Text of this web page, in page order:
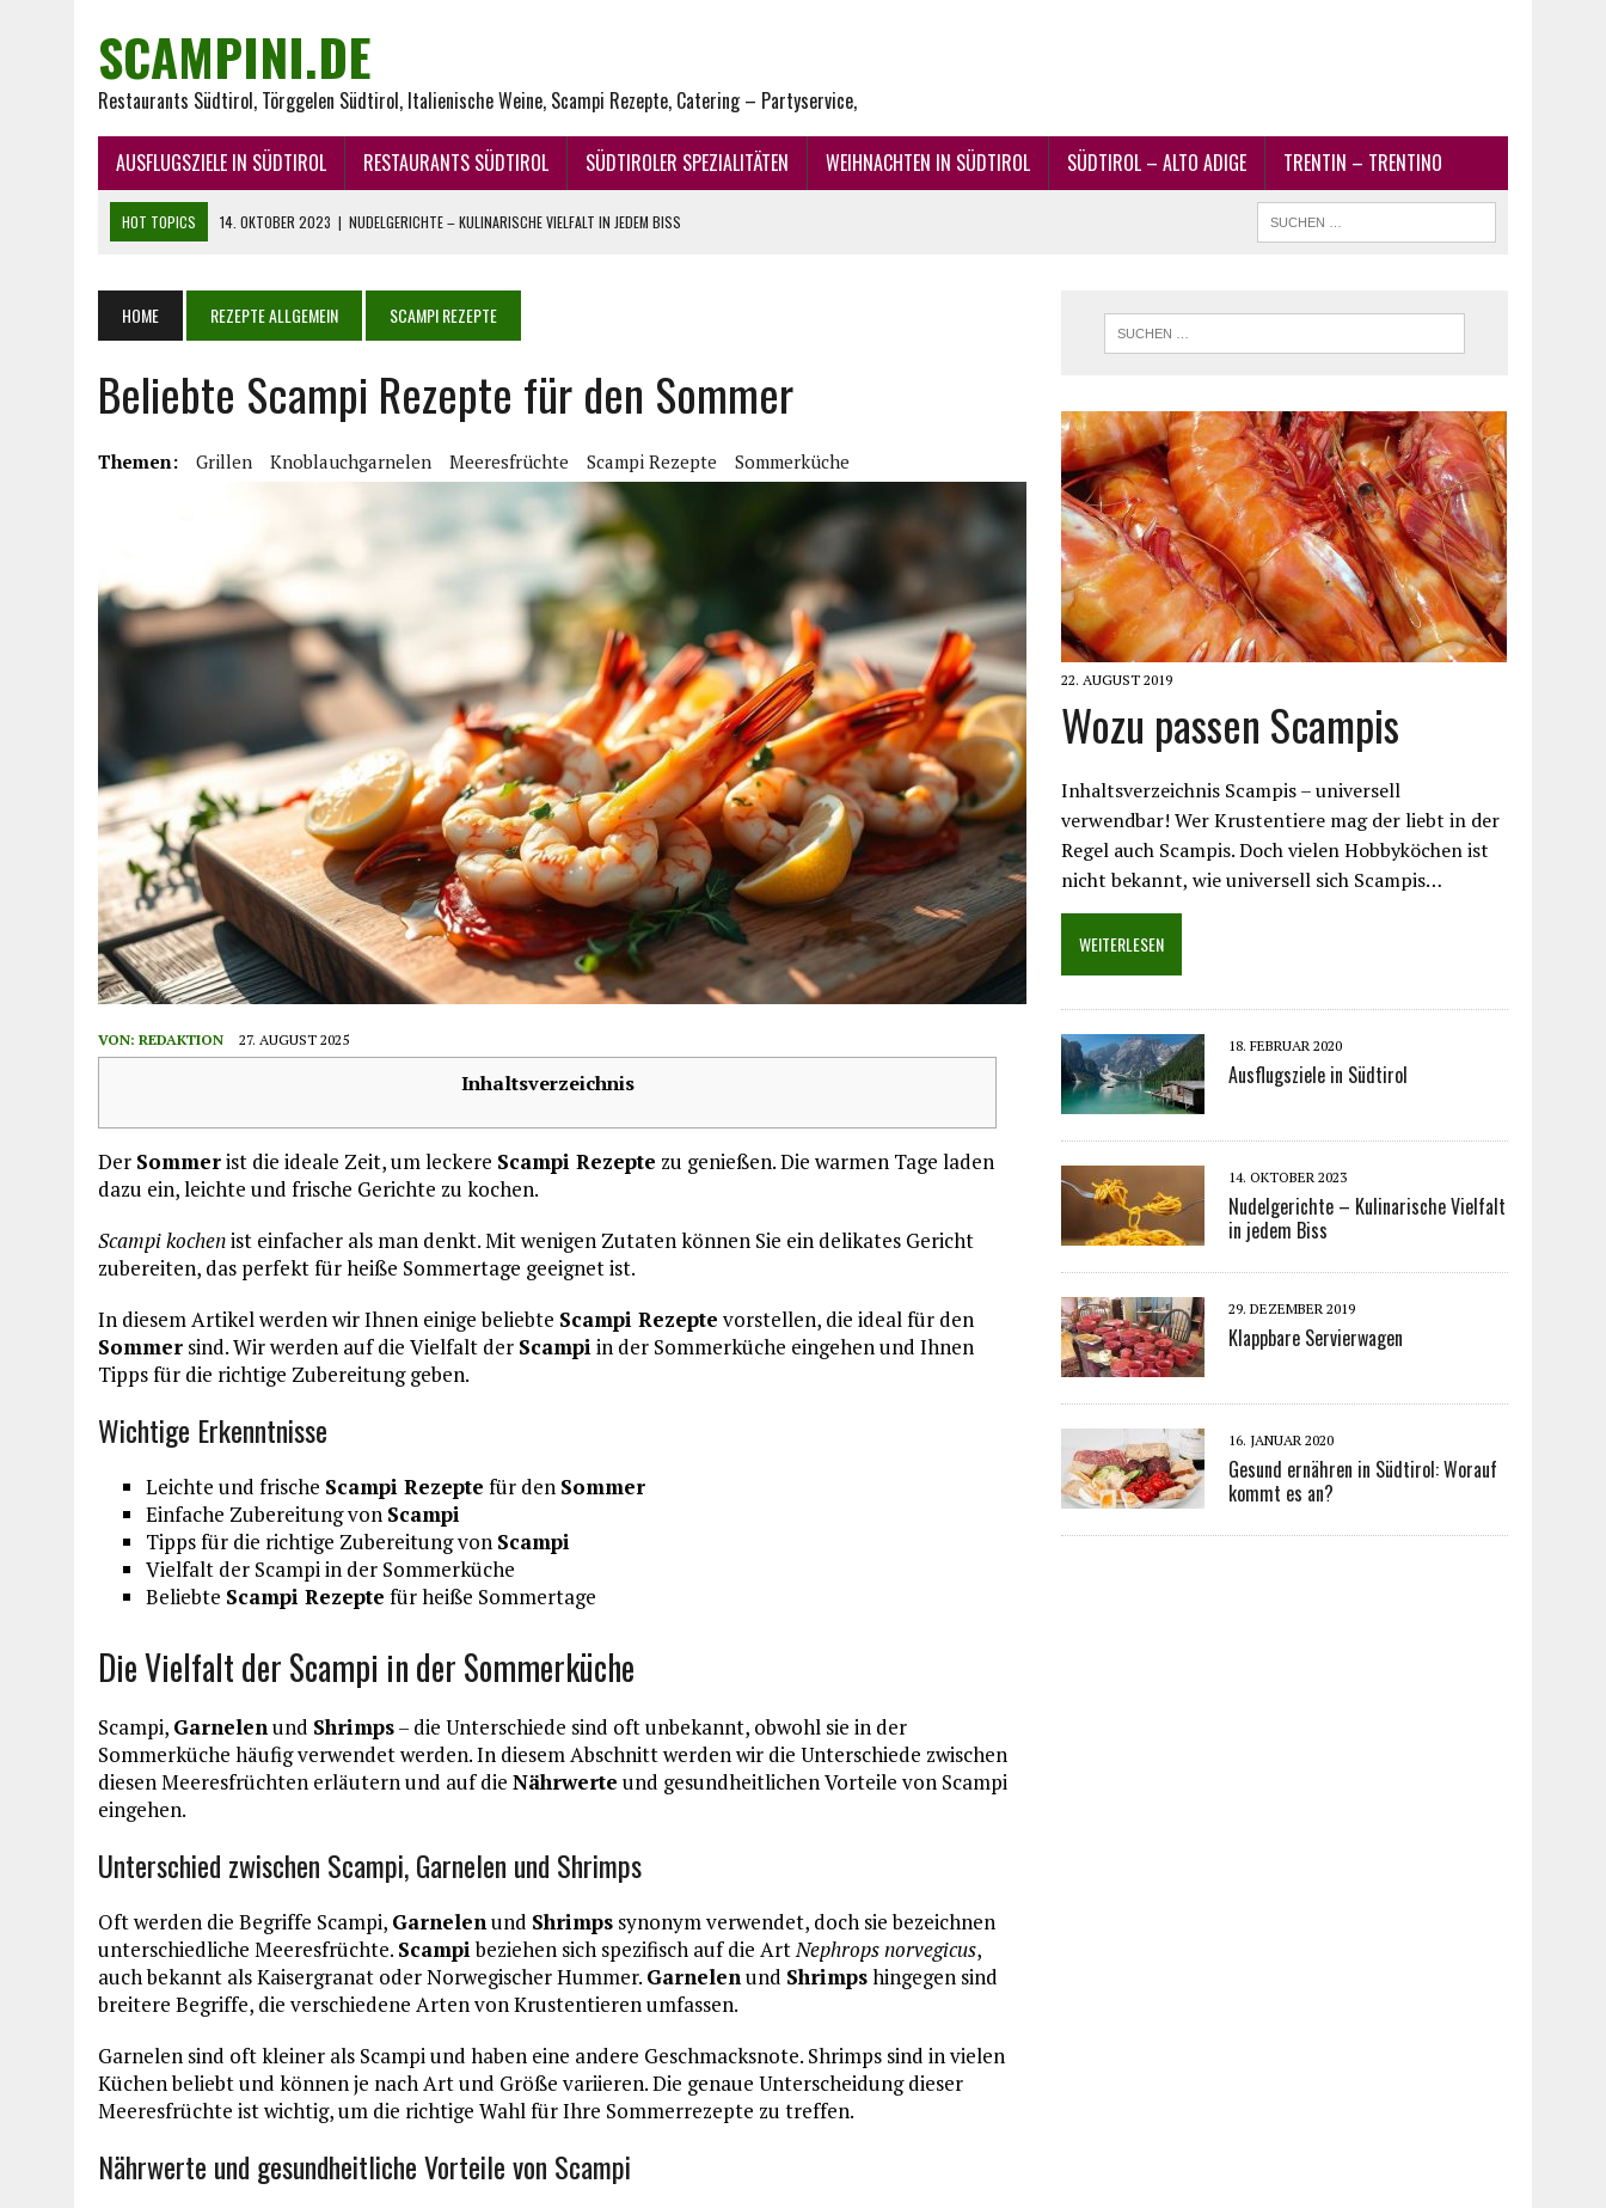
SCAMPINI.DE
Restaurants Südtirol, Törggelen Südtirol, Italienische Weine, Scampi Rezepte, Catering – Partyservice,
AUSFLUGSZIELE IN SÜDTIROL RESTAURANTS SÜDTIROL SÜDTIROLER SPEZIALITÄTEN WEIHNACHTEN IN SÜDTIROL SÜDTIROL – ALTO ADIGE TRENTIN – TRENTINO
HOT TOPICS 14. OKTOBER 2023 | NUDELGERICHTE – KULINARISCHE VIELFALT IN JEDEM BISS
12. JANUAR 2023 | PASTA AUS ITALIEN – ITALIENISCHE NUDELN
27. AUGUST 2025
BELIEBTE SCAMPI REZEPTE FÜR DEN SOMMER
HOME REZEPTE ALLGEMEIN SCAMPI REZEPTE
Beliebte Scampi Rezepte für den Sommer
Themen: Grillen Knoblauchgarnelen Meeresfrüchte Scampi Rezepte Sommerküche
VON: REDAKTION 27. AUGUST 2025
Inhaltsverzeichnis
Der Sommerist die ideale Zeit, um leckere Scampi Rezepte zu genießen. Die warmen Tage laden
dazu ein, leichte und frische Gerichte zu kochen.
Scampi kochenist einfacher als man denkt. Mit wenigen Zutaten können Sie ein delikates Gericht
zubereiten, das perfekt für heiße Sommertage geeignet ist.
In diesem Artikel werden wir Ihnen einige beliebte Scampi Rezepte vorstellen, die ideal für den
Sommer sind. Wir werden auf die Vielfalt der Scampi in der Sommerküche eingehen und Ihnen
Tipps für die richtige Zubereitung geben.
Wichtige Erkenntnisse
Leichte und frische Scampi Rezepte für den Sommer
Einfache Zubereitung von Scampi
Tipps für die richtige Zubereitung von Scampi
Vielfalt der Scampi in der Sommerküche
Beliebte Scampi Rezepte für heiße Sommertage
Die Vielfalt der Scampi in der Sommerküche
Scampi, Garnelenund Shrimps– die Unterschiede sind oft unbekannt, obwohl sie in der
Sommerküche häufig verwendet werden. In diesem Abschnitt werden wir die Unterschiede zwischen
diesen Meeresfrüchten erläutern und auf die Nährwerte und gesundheitlichen Vorteile von Scampi
eingehen.
Unterschied zwischen Scampi, Garnelen und Shrimps
Oft werden die Begriffe Scampi, Garnelenund Shrimps synonym verwendet, doch sie bezeichnen
unterschiedliche Meeresfrüchte. Scampibeziehen sich spezifisch auf die ArtNephrops norvegicus,
auch bekannt als Kaisergranat oder Norwegischer Hummer. Garnelenund Shrimpshingegen sind
breitere Begriffe, die verschiedene Arten von Krustentieren umfassen.
Garnelen sind oft kleiner als Scampi und haben eine andere Geschmacksnote. Shrimps sind in vielen
Küchen beliebt und können je nach Art und Größe variieren. Die genaue Unterscheidung dieser
Meeresfrüchte ist wichtig, um die richtige Wahl für Ihre Sommerrezepte zu treffen.
Nährwerte und gesundheitliche Vorteile von Scampi
22. AUGUST 2019
Wozu passen Scampis
Inhaltsverzeichnis Scampis – universell
verwendbar! Wer Krustentiere mag der liebt in der
Regel auch Scampis. Doch vielen Hobbyköchen ist
nicht bekannt, wie universell sich Scampis…
WEITERLESEN
18. FEBRUAR 2020
Ausflugsziele in Südtirol
14. OKTOBER 2023
Nudelgerichte – Kulinarische Vielfalt
in jedem Biss
29. DEZEMBER 2019
Klappbare Servierwagen
16. JANUAR 2020
Gesund ernähren in Südtirol: Worauf
kommt es an?